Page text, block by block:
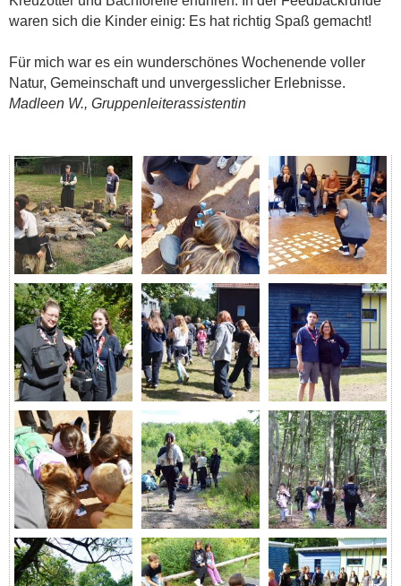
waren sich die Kinder einig: Es hat richtig Spaß gemacht!
Für mich war es ein wunderschönes Wochenende voller
Natur, Gemeinschaft und unvergesslicher Erlebnisse.
Madleen W., Gruppenleiterassistentin